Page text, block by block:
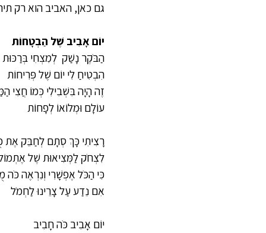
גם כאן, האביב הוא רק
יוֹם אָבִיב שֶׁל הַבְטָחוֹת
הַבֹּקֶר נָשַׁק  לְמִצְחִי בְּרַכּוּת
הִבְטִיחַ לִי יוֹם שֶׁל פְּרִיחוֹת
זֶה הָיָה בִּשְׁבִילִי כְּמוֹ חֲצִי
עוֹלָם וּמְלוֹאוֹ לְפָחוֹת
רָצִיתִי כָּךְ סְתָם לְחַבֵּק אֶת
לִצְחֹק לַמְּצִיאוּת שֶׁל
כִּי הַכֹּל אֶפְשָׁרִי וְנִרְאֶה כֹּה
אִם נֵדַע עַל צָרֵינוּ לַחְמֹל
יוֹם אָבִיב כֹּה חָבִיב